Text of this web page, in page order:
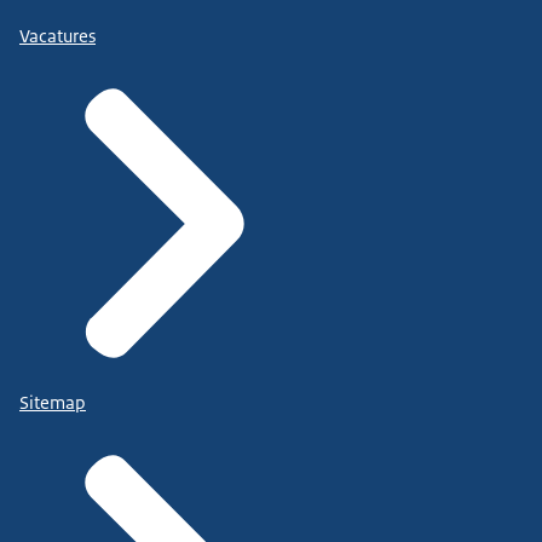
Vacatures
Sitemap